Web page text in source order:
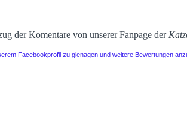
der Komentare von unserer Fanpage der
Facebookprofil zu glenagen und weitere Bewertungen